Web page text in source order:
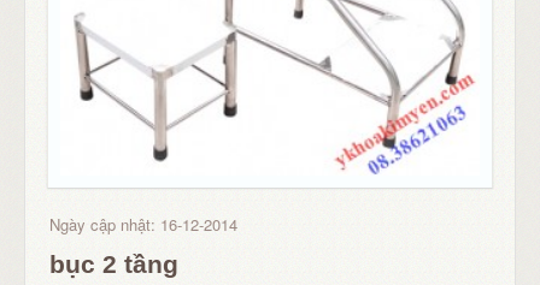
Ngày cập nhật: 16-12-2014
bục 2 tầng